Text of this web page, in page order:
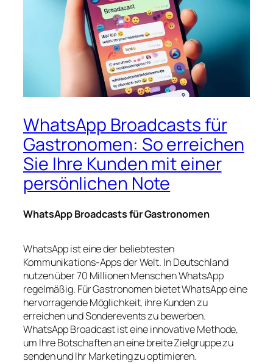
WhatsApp Broadcasts für
Gastronomen: So erreichen
Sie Ihre Kunden mit einer
persönlichen Note
WhatsApp Broadcasts für Gastronomen
WhatsApp ist eine der beliebtesten
Kommunikations-Apps der Welt. In Deutschland
nutzen über 70 Millionen Menschen WhatsApp
regelmäßig. Für Gastronomen bietet WhatsApp eine
hervorragende Möglichkeit, ihre Kunden zu
erreichen und Sonderevents zu bewerben.
WhatsApp Broadcast ist eine innovative Methode,
um Ihre Botschaften an eine breite Zielgruppe zu
senden und Ihr Marketing zu optimieren.